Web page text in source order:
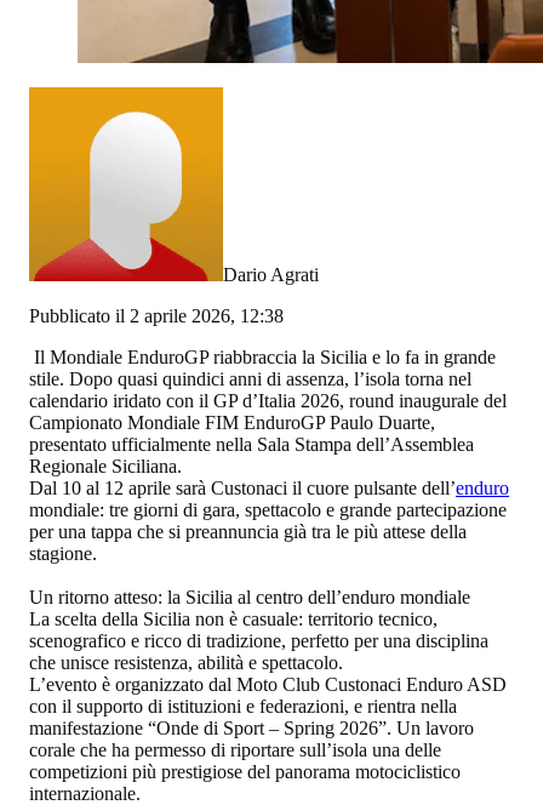
Dario Agrati
Pubblicato il 2 aprile 2026, 12:38
Il Mondiale EnduroGP riabbraccia la Sicilia e lo fa in grande
stile. Dopo quasi quindici anni di assenza, l’isola torna nel
calendario iridato con il GP d’Italia 2026, round inaugurale del
Campionato Mondiale FIM EnduroGP Paulo Duarte,
presentato ufficialmente nella Sala Stampa dell’Assemblea
Regionale Siciliana.
Dal 10 al 12 aprile sarà Custonaci il cuore pulsante dell’enduro
mondiale: tre giorni di gara, spettacolo e grande partecipazione
per una tappa che si preannuncia già tra le più attese della
stagione.
Un ritorno atteso: la Sicilia al centro dell’enduro mondiale
La scelta della Sicilia non è casuale: territorio tecnico,
scenografico e ricco di tradizione, perfetto per una disciplina
che unisce resistenza, abilità e spettacolo.
L’evento è organizzato dal Moto Club Custonaci Enduro ASD
con il supporto di istituzioni e federazioni, e rientra nella
manifestazione “Onde di Sport – Spring 2026”. Un lavoro
corale che ha permesso di riportare sull’isola una delle
competizioni più prestigiose del panorama motociclistico
internazionale.